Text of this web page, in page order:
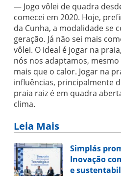
— Jogo vôlei de quadra
comecei em 2020. Hoje,
da Cunha, a modalidade se
geração. Já não sei mais
vôlei. O ideal é jogar na
nós nos adaptamos,
mais que o calor. Jogar na
influências, principalmente
praia raiz é em quadra
clima.
Leia Mais
Simplás
Inovação
e